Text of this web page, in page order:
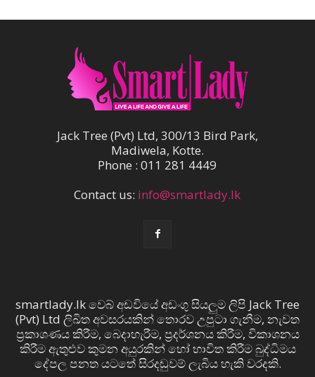
Jack Tree (Pvt) Ltd, 300/13 Bird Park,
Madiwela, Kotte.
Phone : 011 281 4449
Contact us: info@smartlady.lk
smartlady.lk වෙබ් අඩවියේ අඩංගු සියලුම ලිපි Jack Tree
(Pvt) Ltd ලිඛිත අවසරයකින් තොරව උපුටා ගැනීම, නැවත
ප්‍රකාශණය කිරීම, බෙදාහැරීම, ප්‍රදර්ශනය කිරීම, විකාශනය
කිරීම ඇතුළුව කුමන අයුරකින් හෝ භාවිත කිරීම බුද්ධිමය
දේපල පනත යටතේ සිරදඬුවම් ලැබිය හැකි වරදකි.